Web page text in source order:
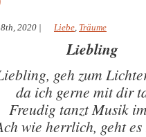
2020 | Liebe, Träume
Liebling
geh zum
da ich gerne mit dir
Freudig tanzt Musik
wie herrlich, geht es